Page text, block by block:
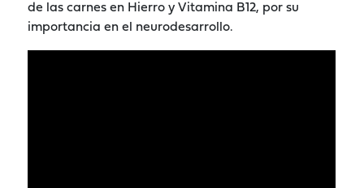
de las carnes en Hierro y Vitamina B12, por su
importancia en el neurodesarrollo.